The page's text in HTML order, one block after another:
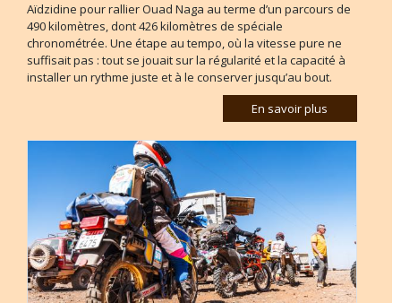
Aïdzidine pour rallier Ouad Naga au terme d’un parcours de
490 kilomètres, dont 426 kilomètres de spéciale
chronométrée. Une étape au tempo, où la vitesse pure ne
suffisait pas : tout se jouait sur la régularité et la capacité à
installer un rythme juste et à le conserver jusqu’au bout.
En savoir plus